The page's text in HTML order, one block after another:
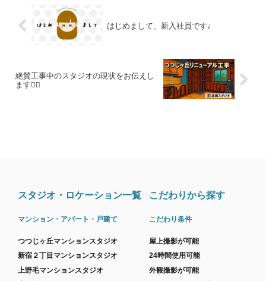
はじめまして、新入社員です♩
絶賛工事中のスタジオの現状をお伝えし
ます💁‍♀️
スタジオ・ロケーション一覧
マンション・アパート・戸建て
つつじヶ丘マンションスタジオ
新宿２丁目マンションスタジオ
上野毛マンションスタジオ
こだわりから探す
こだわり条件
屋上撮影が可能
24時間使用可能
外観撮影が可能